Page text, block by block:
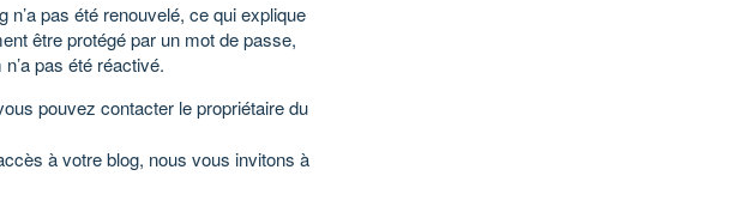
n’a pas été renouvelé, ce qui explique
être protégé par un mot de passe,
pas été réactivé.
pouvez contacter le propriétaire du
à votre blog, nous vous invitons à